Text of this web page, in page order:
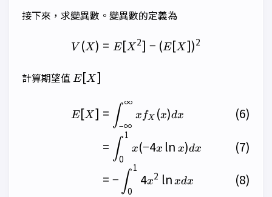
接下來，求變異數。變異數的定義為
V(X)=E[X^2] - (E[X])^2
V (X) = E[X 2] − (E[X ])2
計算期望值 E[X]
E[X ]
\begin{align} E[X] &=
E[X] = ∫−∞
∞
x fX (x)dx
= ∫0
1
x(−4x ln x)dx
= − ∫0
1
4x2 ln xdx